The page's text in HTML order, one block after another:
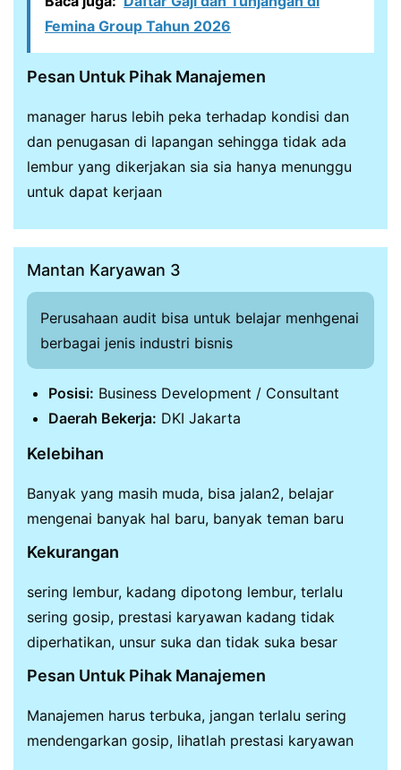
Femina Group Tahun 2026
Pesan Untuk Pihak Manajemen
manager harus lebih peka terhadap kondisi dan
dan penugasan di lapangan sehingga tidak ada
lembur yang dikerjakan sia sia hanya menunggu
untuk dapat kerjaan
Mantan Karyawan 3
Perusahaan audit bisa untuk belajar menhgenai
berbagai jenis industri bisnis
Posisi: Business Development / Consultant
Daerah Bekerja: DKI Jakarta
Kelebihan
Banyak yang masih muda, bisa jalan2, belajar
mengenai banyak hal baru, banyak teman baru
Kekurangan
sering lembur, kadang dipotong lembur, terlalu
sering gosip, prestasi karyawan kadang tidak
diperhatikan, unsur suka dan tidak suka besar
Pesan Untuk Pihak Manajemen
Manajemen harus terbuka, jangan terlalu sering
mendengarkan gosip, lihatlah prestasi karyawan